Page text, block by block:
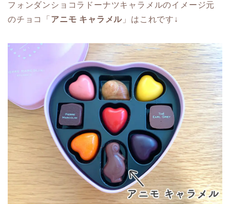
フォンダンショコラドーナツキャラメルのイメージ元
のチョコ「 アニモ キャラメル 」はこれです↓